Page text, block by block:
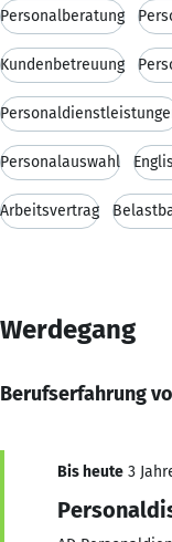
Personalberatung
Kundenbetreuung
Personalauswahl
Arbeitsvertrag
Werdegang
Berufserfahrung
Bis heute 3